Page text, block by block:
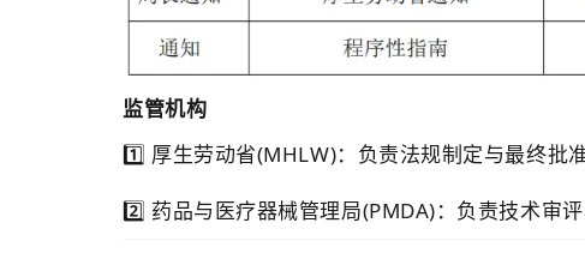
监管机构
1️⃣ 厚生劳动省(MHLW)：负责法规制定与最终批准
2️⃣ 药品与医疗器械管理局(PMDA)：负责技术审